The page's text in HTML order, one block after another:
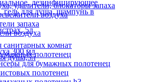
дезинфицирующее
для душа, шампунь в
5л
душа,5л
удалители, блокаторы запаха
воздуха
запаха
воздуха
300 мл
санитарных комнат
полотенец
для бумажных полотенец
полотенец